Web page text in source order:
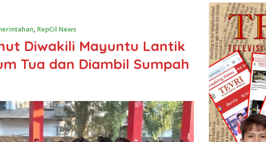
, RepCil News
Diwakili Mayuntu Lantik
Tua dan Diambil Sumpah